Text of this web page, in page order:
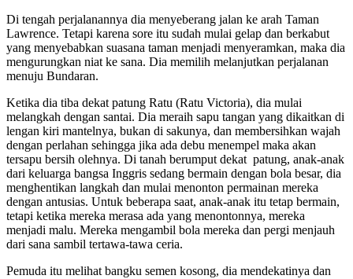
Di tengah perjalanannya dia menyeberang jalan ke arah Taman
Lawrence. Tetapi karena sore itu sudah mulai gelap dan berkabut
yang menyebabkan suasana taman menjadi menyeramkan, maka dia
mengurungkan niat ke sana. Dia memilih melanjutkan perjalanan
menuju Bundaran.
Ketika dia tiba dekat patung Ratu (Ratu Victoria), dia mulai
melangkah dengan santai. Dia meraih sapu tangan yang dikaitkan di
lengan kiri mantelnya, bukan di sakunya, dan membersihkan wajah
dengan perlahan sehingga jika ada debu menempel maka akan
tersapu bersih olehnya. Di tanah berumput dekat patung, anak-anak
dari keluarga bangsa Inggris sedang bermain dengan bola besar, dia
menghentikan langkah dan mulai menonton permainan mereka
dengan antusias. Untuk beberapa saat, anak-anak itu tetap bermain,
tetapi ketika mereka merasa ada yang menontonnya, mereka
menjadi malu. Mereka mengambil bola mereka dan pergi menjauh
dari sana sambil tertawa-tawa ceria.
Pemuda itu melihat bangku semen kosong, dia mendekatinya dan